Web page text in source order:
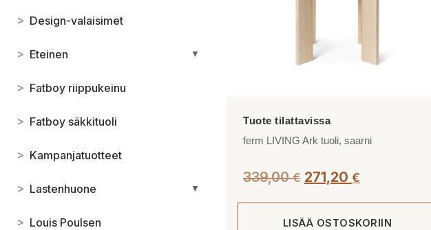
> Design-valaisimet
> Eteinen ▼
> Fatboy riippukeinu
> Fatboy säkkituoli
> Kampanjatuotteet
> Lastenhuone ▼
> Louis Poulsen
ferm LIVING Ark tuoli, saarni
339,00€ 271,20 €
LISÄÄ OSTOSKORIIN